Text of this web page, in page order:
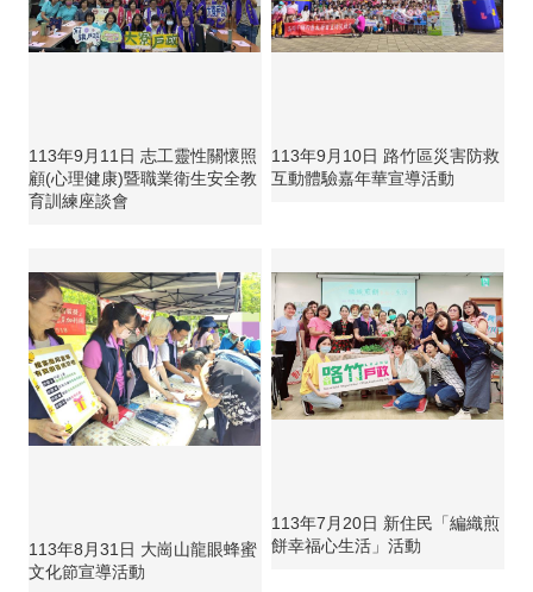
113年9月11日 志工靈性關懷照
顧(心理健康)暨職業衛生安全教
育訓練座談會
113年9月10日 路竹區災害防救
互動體驗嘉年華宣導活動
113年8月31日 大崗山龍眼蜂蜜
文化節宣導活動
113年7月20日 新住民「編織煎
餅幸福心生活」活動